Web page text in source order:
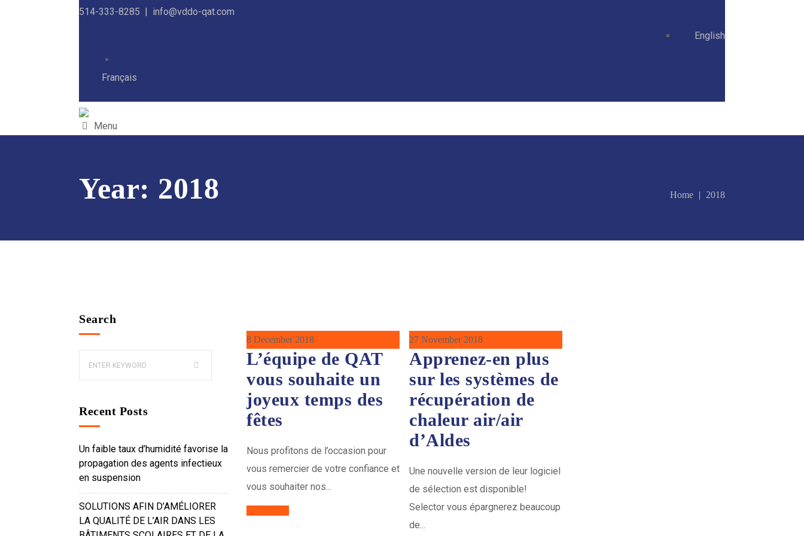
514-333-8285 | info@vddo-qat.com
English
Français
Menu
Year: 2018 Home 2018
Search
Recent Posts
Un faible taux d’humidité favorise la
propagation des agents infectieux
en suspension
SOLUTIONS AFIN D’AMÉLIORER
LA QUALITÉ DE L’AIR DANS LES
8 December 2018
L’équipe de QAT
vous souhaite un
joyeux temps des
fêtes
Nous profitons de l’occasion pour
vous remercier de votre confiance et
vous souhaiter nos...
27 November 2018
Apprenez-en plus
sur les systèmes de
récupération de
chaleur air/air
d’Aldes
Une nouvelle version de leur logiciel
de sélection est disponible!
Selector vous épargnerez beaucoup
de...